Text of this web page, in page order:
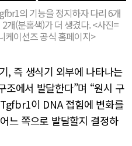
의 기능을 정지하자 다리 6개
개(분홍색)가 더 생겼다. <사진=
케이션즈 공식 홈페이지>
, 즉 생식기 외부에 나타나는
조에서 발달한다”며 “원시 구
이 DNA 접힘에 변화를
느 쪽으로 발달할지 결정하